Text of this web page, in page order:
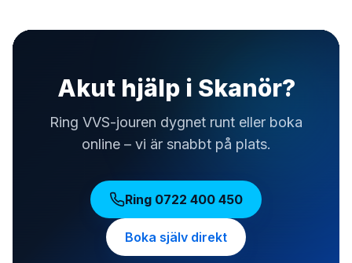
Akut hjälp i Skanör?
Ring VVS-jouren dygnet runt eller boka
online – vi är snabbt på plats.
Ring 0722 400 450
Boka själv direkt